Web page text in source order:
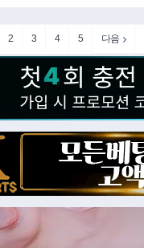
2 3 4 5 다음